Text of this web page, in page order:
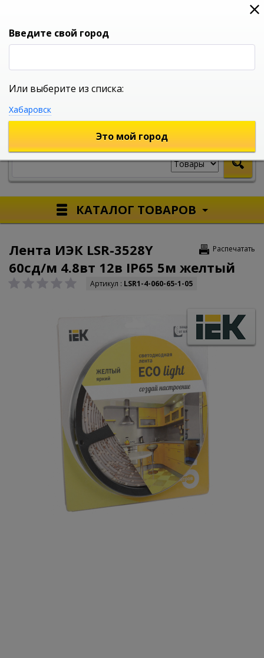
0
УНИВЕРСАЛЬНЫЙ ИНТЕРНЕТ МАГАЗИН
КАТАЛОГ ТОВАРОВ
Распечатать
Лента ИЭК LSR-3528Y
60сд/м 4.8вт 12в IP65 5м желтый
Артикул : LSR1-4-060-65-1-05
Введите свой город
Или выберите из списка:
Хабаровск
Это мой город